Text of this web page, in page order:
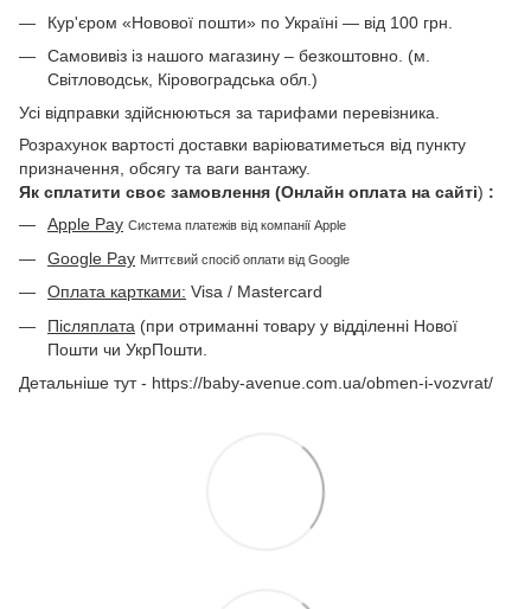
Кур'єром «Новової пошти» по Україні — від 100 грн.
Самовивіз із нашого магазину – безкоштовно. (м.
Світловодськ, Кіровоградська обл.)
Усі відправки здійснюються за тарифами перевізника.
Розрахунок вартості доставки варіюватиметься від пункту
призначення, обсягу та ваги вантажу.
Як сплатити своє замовлення (Онлайн оплата на сайті) :
Apple Pay Система платежів від компанії Apple
Google Pay Миттєвий спосіб оплати від Google
Оплата картками: Visa / Mastercard
Післяплата (при отриманні товару у відділенні Нової
Пошти чи УкрПошти.
Детальніше тут - https://baby-avenue.com.ua/obmen-i-vozvrat/